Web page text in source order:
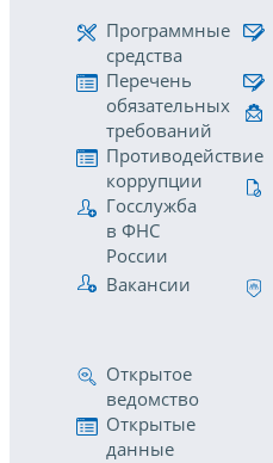
Программные
средства
Перечень
обязательных
требований
Противодействие
коррупции
Госслужба
в ФНС
России
Вакансии
Открытое
ведомство
Открытые
данные